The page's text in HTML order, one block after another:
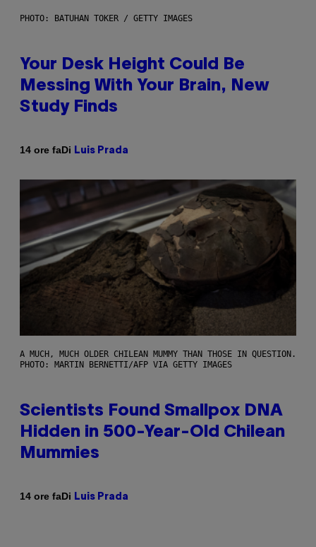
PHOTO: BATUHAN TOKER / GETTY IMAGES
Your Desk Height Could Be
Messing With Your Brain, New
Study Finds
14 ore faDi Luis Prada
A MUCH, MUCH OLDER CHILEAN MUMMY THAN THOSE IN QUESTION.
PHOTO: MARTIN BERNETTI/AFP VIA GETTY IMAGES
Scientists Found Smallpox DNA
Hidden in 500-Year-Old Chilean
Mummies
14 ore faDi Luis Prada